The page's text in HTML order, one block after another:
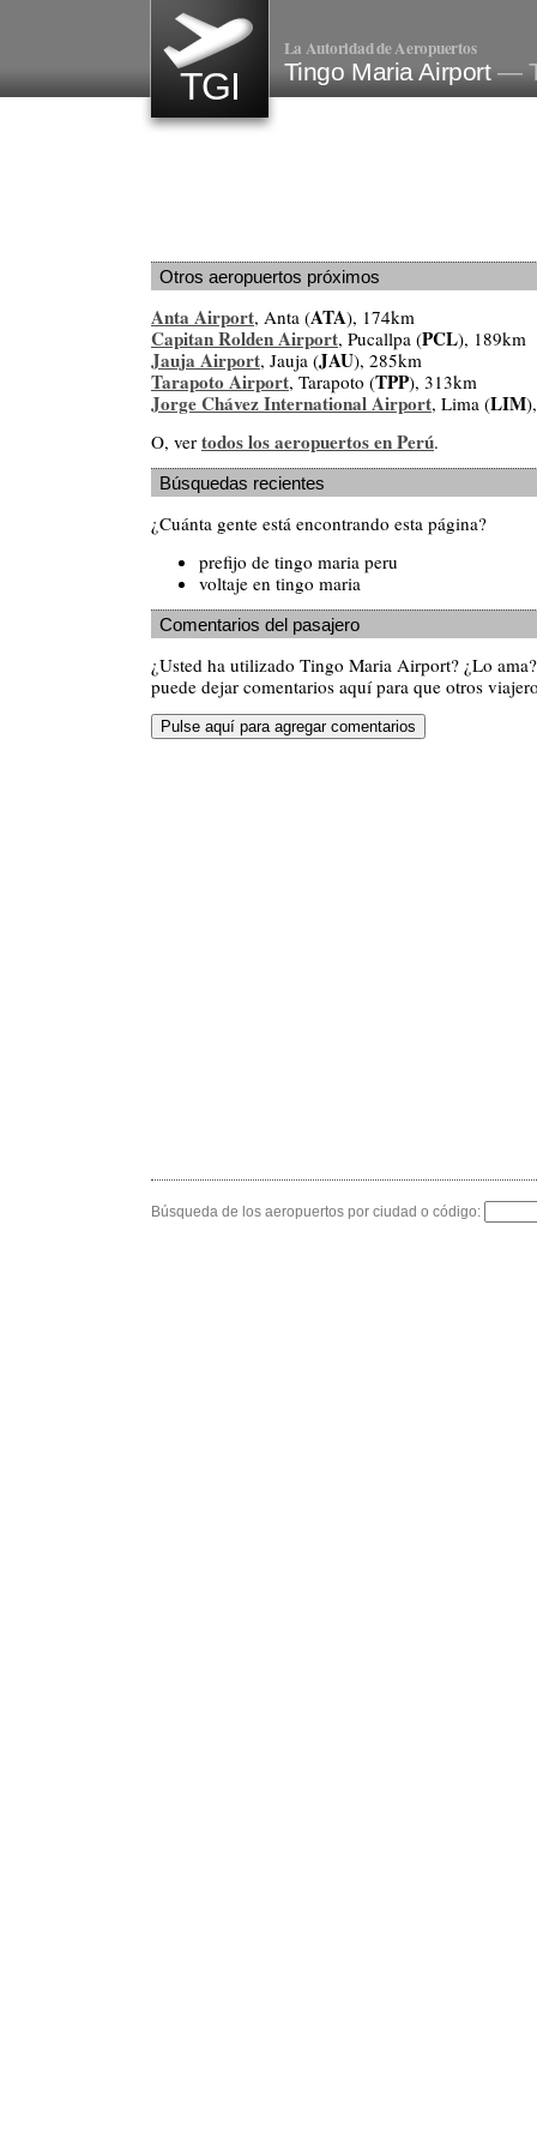
TGI
La Autoridad de Aeropuertos
Tingo Maria Airport —
Otros aeropuertos próximos
Anta Airport, Anta (ATA), 174km
Capitan Rolden Airport, Pucallpa (PCL), 189km
Jauja Airport, Jauja (JAU), 285km
Tarapoto Airport, Tarapoto (TPP), 313km
Jorge Chávez International Airport, Lima (LIM
O, ver todos los aeropuertos en Perú.
Búsquedas recientes
¿Cuánta gente está encontrando esta página?
prefijo de tingo maria peru
voltaje en tingo maria
Comentarios del pasajero
¿Usted ha utilizado Tingo Maria Airport? ¿Lo
puede dejar comentarios aquí para que otros
Búsqueda de los aeropuertos por ciudad o código: